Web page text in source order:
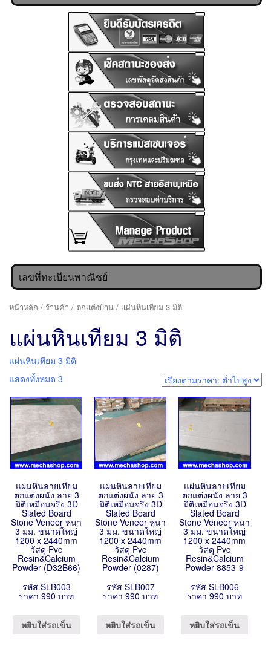
เลขที่ทะเบียนพาณิชย์
หน้าหลัก / ร้านค้า / ตกแต่งบ้าน / แผ่นหินเทียม 3 มิติ
แผ่นหินเทียม 3 มิติ
แผ่นหินเทียม 3 มิติ
แสดงทั้งหมด 3
แผ่นหินลายเทียม
ตกแต่งผนัง ลาย 3
มิติเหมือนจริง 3D
Slated Board
Stone Veneer หนา
3 มม. ขนาดใหญ่
1200 x 2440mm
วัสดุ Pvc
Resin&Calcium
Powder (D32B66)
รหัส SLB003
ราคา 990 บาท
หยิบใส่รถเข็น
แผ่นหินลายเทียม
ตกแต่งผนัง ลาย 3
มิติเหมือนจริง 3D
Slated Board
Stone Veneer หนา
3 มม. ขนาดใหญ่
1200 x 2440mm
วัสดุ Pvc
Resin&Calcium
Powder (0287)
รหัส SLB007
ราคา 990 บาท
หยิบใส่รถเข็น
แผ่นหินลายเทียม
ตกแต่งผนัง ลาย 3
มิติเหมือนจริง 3D
Slated Board
Stone Veneer หนา
3 มม. ขนาดใหญ่
1200 x 2440mm
วัสดุ Pvc
Resin&Calcium
Powder 8853-9
รหัส SLB006
ราคา 990 บาท
หยิบใส่รถเข็น